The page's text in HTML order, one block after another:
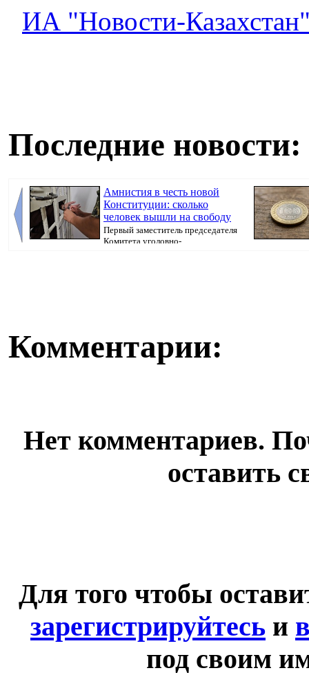
ИА "Новости-
Последние новости:
Амнистия в честь новой
Конституции: сколько
человек вышли на свободу
Первый заместитель председателя
Комитета уголовно-
Комментарии:
Нет комментариев.
оставить
Для того чтобы
зарегистрируйтесь и
под своим